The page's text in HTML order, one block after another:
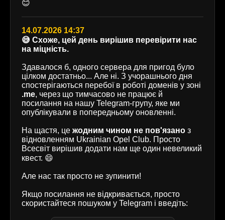
😊
14.07.2026 14:37
😅 Схоже, цей день вирішив перевірити нас
на міцність.
Здавалося б, одного сервера для пригод було
цілком достатньо... Але ні. З учорашнього дня
спостерігаються перебої в роботі доменів у зоні
.me, через що тимчасово не працює й
посилання на нашу Telegram-групу, яке ми
опублікували в попередньому оновленні.
На щастя, це жодним чином не пов'язано з
відновленням Ukrainian Opel Club. Просто
Всесвіт вирішив додати нам ще один невеликий
квест. 😄
Але нас так просто не зупинити!
Якщо посилання не відкривається, просто
скористайтеся пошуком у Telegram і введіть: